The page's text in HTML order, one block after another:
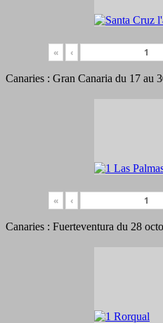
« ‹
Canaries : Gran Canaria du 17 au
« ‹
Canaries : Fuerteventura du 28